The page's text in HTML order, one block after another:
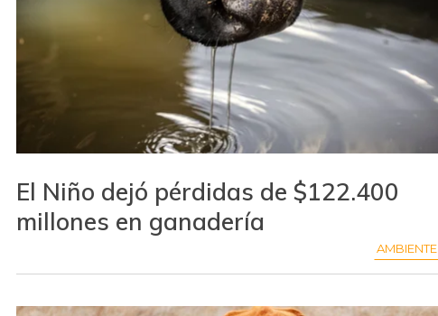
El Niño dejó pérdidas de $122.400
millones en ganadería
AMBIENTE